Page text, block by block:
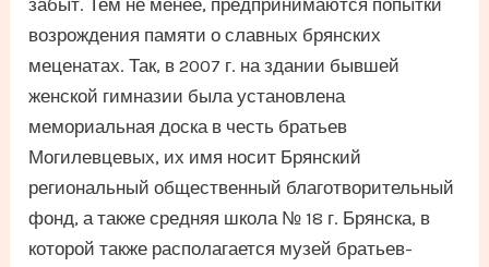
забыт. Тем не менее, предпринимаются попытки
возрождения памяти о славных брянских
меценатах. Так, в 2007 г. на здании бывшей
женской гимназии была установлена
мемориальная доска в честь братьев
Могилевцевых, их имя носит Брянский
региональный общественный благотворительный
фонд, а также средняя школа № 18 г. Брянска, в
которой также располагается музей братьев-